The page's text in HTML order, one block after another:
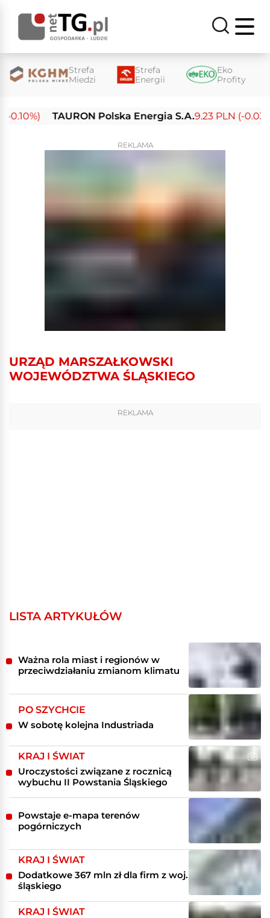
Strefa
Miedzi
Strefa
Energii
Eko
Profity
TAURON Polska Energia S.A.9.23 PLN (-0.03%)
REKLAMA
URZĄD MARSZAŁKOWSKI
WOJEWÓDZTWA ŚLĄSKIEGO
REKLAMA
LISTA ARTYKUŁÓW
Ważna rola miast i regionów w
przeciwdziałaniu zmianom klimatu
PO SZYCHCIE
W sobotę kolejna Industriada
KRAJ I ŚWIAT
Uroczystości związane z rocznicą
wybuchu II Powstania Śląskiego
Powstaje e-mapa terenów
pogórniczych
KRAJ I ŚWIAT
Dodatkowe 367 mln zł dla firm z woj.
śląskiego
KRAJ I ŚWIAT